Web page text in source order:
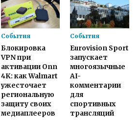
События
Блокировка
VPN при
активации Onn
4K: как Walmart
ужесточает
региональную
защиту своих
медиаплееров
События
Eurovision Sport
запускает
многоязычные
AI-
комментарии
для
спортивных
трансляций